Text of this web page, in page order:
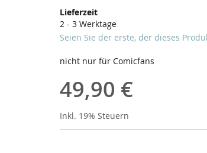
Lieferzeit
2 - 3 Werktage
Seien Sie der erste, der dieses
nicht nur für Comicfans
49,90 €
Inkl. 19% Steuern